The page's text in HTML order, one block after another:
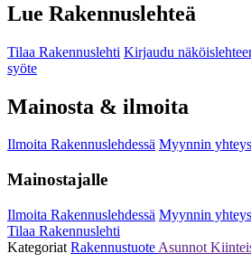
Lue Rakennuslehteä
Tilaa Rakennuslehti Kirjaudu
syöte
Mainosta & ilmoita
Ilmoita Rakennuslehdessä Myynnin
Mainostajalle
Ilmoita Rakennuslehdessä Myynnin
Tilaa Rakennuslehti
Kategoriat Rakennustuote Asunnot